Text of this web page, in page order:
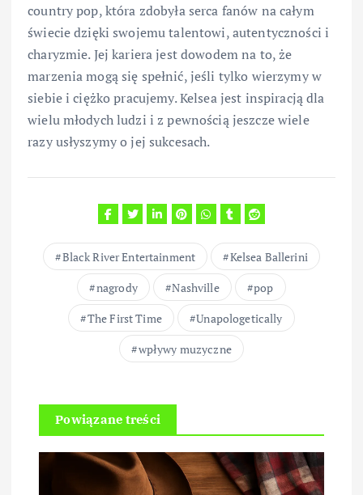
country pop, która zdobyła serca fanów na całym
świecie dzięki swojemu talentowi, autentyczności i
charyzmie. Jej kariera jest dowodem na to, że
marzenia mogą się spełnić, jeśli tylko wierzymy w
siebie i ciężko pracujemy. Kelsea jest inspiracją dla
wielu młodych ludzi i z pewnością jeszcze wiele
razy usłyszymy o jej sukcesach.
Black River Entertainment
Kelsea Ballerini
nagrody
Nashville
pop
The First Time
Unapologetically
wpływy muzyczne
Powiązane treści